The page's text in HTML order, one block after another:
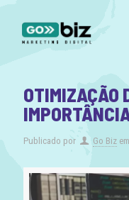
OTIMIZAÇÃO
Publicado por Go Biz em